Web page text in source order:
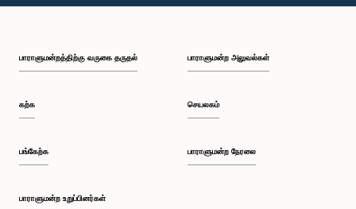
பாராளுமன்றத்திற்கு வருகை தருதல்
கற்க
பங்கேற்க
பாராளுமன்ற உறுப்பினர்கள்
பாராளுமன்ற அலுவல்கள்
செயலகம்
பாராளுமன்ற நேரலை